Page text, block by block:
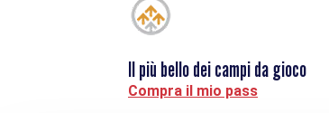
Il più bello dei campi da gioco
Compra il mio pass